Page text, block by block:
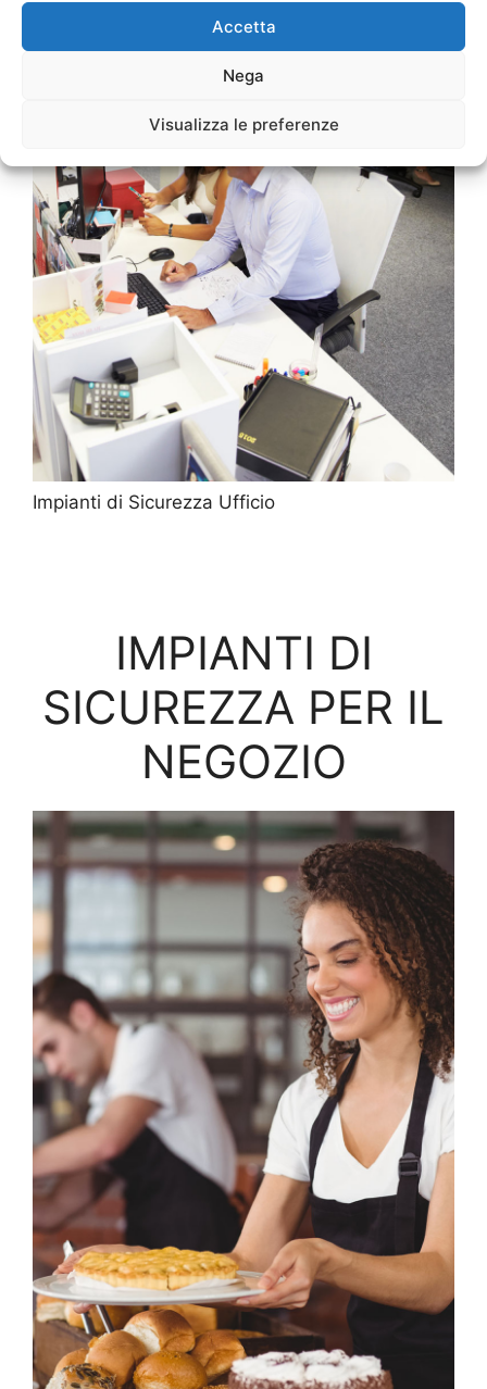
Accetta
Nega
Visualizza le preferenze
Impianti di Sicurezza Ufficio
IMPIANTI DI
SICUREZZA PER IL
NEGOZIO